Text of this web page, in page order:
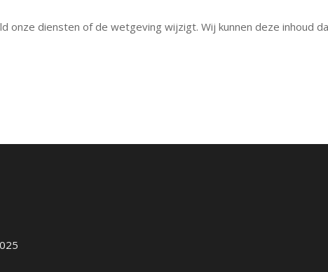
diensten of de wetgeving wijzigt. Wij kunnen deze inhoud